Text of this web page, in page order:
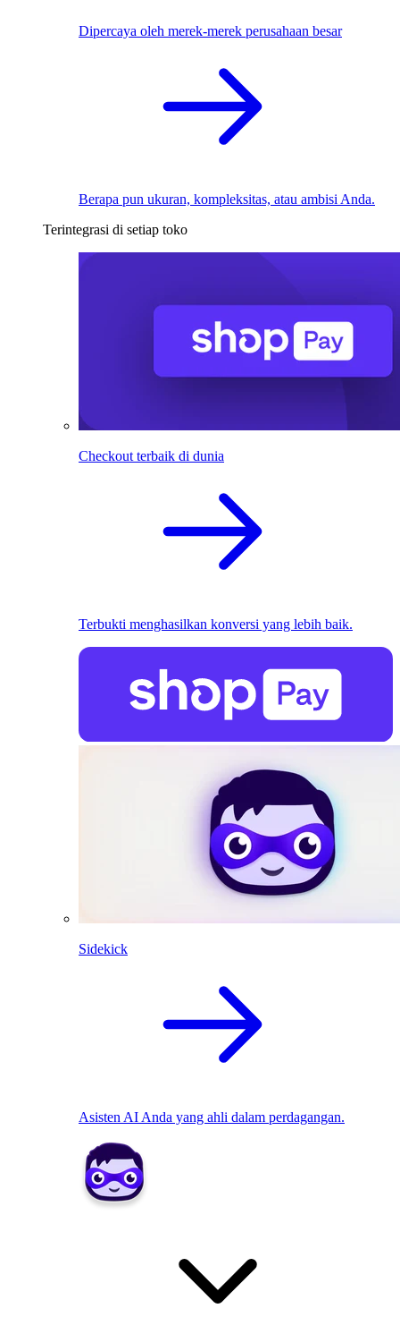
Dipercaya oleh merek-merek perusahaan besar
Berapa pun ukuran, kompleksitas, atau ambisi Anda.
Terintegrasi di setiap toko
Checkout terbaik di dunia
Terbukti menghasilkan konversi yang lebih baik.
Sidekick
Asisten AI Anda yang ahli dalam perdagangan.